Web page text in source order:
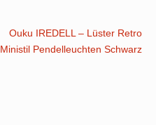
Ouku IREDELL – Lüster Retro
Ministil Pendelleuchten Schwarz